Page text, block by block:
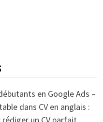
en Google Ads –
dans CV en anglais :